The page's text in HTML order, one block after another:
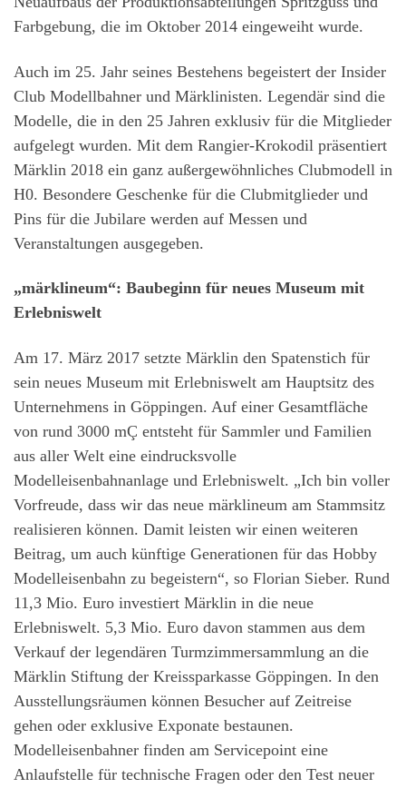
Farbgebung, die im Oktober 2014 eingeweiht wurde.
Auch im 25. Jahr seines Bestehens begeistert der Insider
Club Modellbahner und Märklinisten. Legendär sind die
Modelle, die in den 25 Jahren exklusiv für die Mitglieder
aufgelegt wurden. Mit dem Rangier-Krokodil präsentiert
Märklin 2018 ein ganz außergewöhnliches Clubmodell in
H0. Besondere Geschenke für die Clubmitglieder und
Pins für die Jubilare werden auf Messen und
Veranstaltungen ausgegeben.
„märklineum“: Baubeginn für neues Museum mit
Erlebniswelt
Am 17. März 2017 setzte Märklin den Spatenstich für
sein neues Museum mit Erlebniswelt am Hauptsitz des
Unternehmens in Göppingen. Auf einer Gesamtfläche
von rund 3000 mÇ entsteht für Sammler und Familien
aus aller Welt eine eindrucksvolle
Modelleisenbahnanlage und Erlebniswelt. „Ich bin voller
Vorfreude, dass wir das neue märklineum am Stammsitz
realisieren können. Damit leisten wir einen weiteren
Beitrag, um auch künftige Generationen für das Hobby
Modelleisenbahn zu begeistern“, so Florian Sieber. Rund
11,3 Mio. Euro investiert Märklin in die neue
Erlebniswelt. 5,3 Mio. Euro davon stammen aus dem
Verkauf der legendären Turmzimmersammlung an die
Märklin Stiftung der Kreissparkasse Göppingen. In den
Ausstellungsräumen können Besucher auf Zeitreise
gehen oder exklusive Exponate bestaunen.
Modelleisenbahner finden am Servicepoint eine
Anlaufstelle für technische Fragen oder den Test neuer